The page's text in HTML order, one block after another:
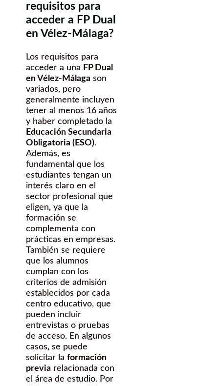
requisitos para
acceder a FP Dual
en Vélez-Málaga?
Los requisitos para
acceder a una FP Dual
en Vélez-Málaga son
variados, pero
generalmente incluyen
tener al menos 16 años
y haber completado la
Educación Secundaria
Obligatoria (ESO).
Además, es
fundamental que los
estudiantes tengan un
interés claro en el
sector profesional que
eligen, ya que la
formación se
complementa con
prácticas en empresas.
También se requiere
que los alumnos
cumplan con los
criterios de admisión
establecidos por cada
centro educativo, que
pueden incluir
entrevistas o pruebas
de acceso. En algunos
casos, se puede
solicitar la formación
previa relacionada con
el área de estudio. Por